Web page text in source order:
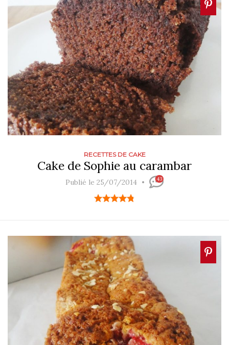
RECETTES DE CAKE
Cake de Sophie au carambar
Publié le 25/07/2014 43